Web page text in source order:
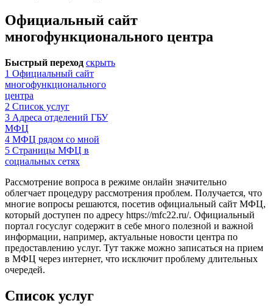
Официальный сайт
многофункционального центра
Быстрый переход скрыть
1 Официальный сайт
многофункционального
центра
2 Список услуг
3 Адреса отделений ГБУ
МФЦ
4 МФЦ рядом со мной
5 Страницы МФЦ в
социальных сетях
Рассмотрение вопроса в режиме онлайн значительно
облегчает процедуру рассмотрения проблем. Получается, что
многие вопросы решаются, посетив официальный сайт МФЦ,
который доступен по адресу https://mfc22.ru/. Официальный
портал госуслуг содержит в себе много полезной и важной
информации, например, актуальные новости центра по
предоставлению услуг. Тут также можно записаться на прием
в МФЦ через интернет, что исключит проблему длительных
очередей.
Список услуг